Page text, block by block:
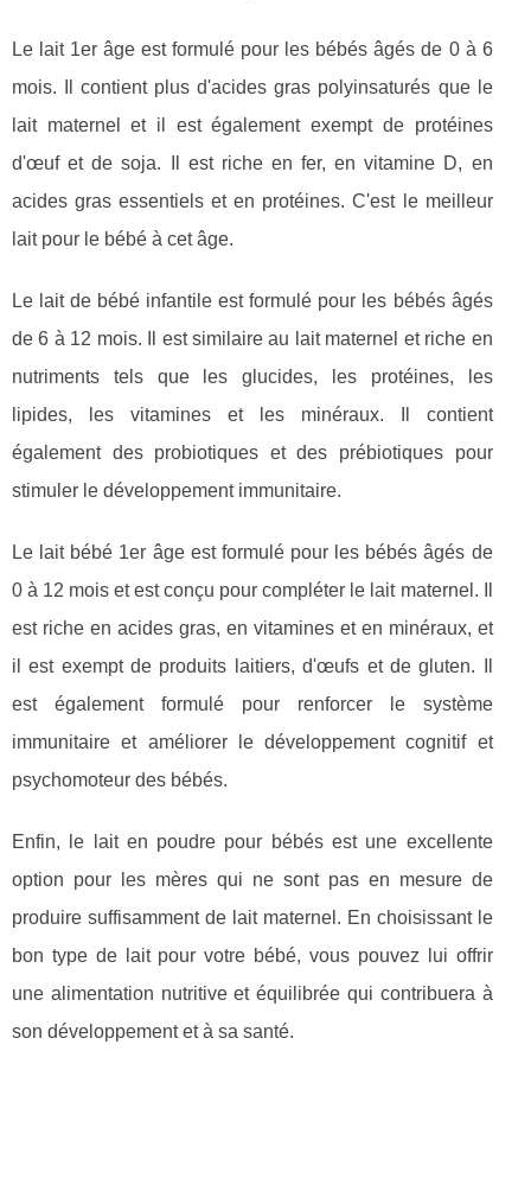
Le lait 1er âge est formulé pour les bébés âgés de 0 à 6
mois. Il contient plus d'acides gras polyinsaturés que le
lait maternel et il est également exempt de protéines
d'œuf et de soja. Il est riche en fer, en vitamine D, en
acides gras essentiels et en protéines. C'est le meilleur
lait pour le bébé à cet âge.
Le lait de bébé infantile est formulé pour les bébés âgés
de 6 à 12 mois. Il est similaire au lait maternel et riche en
nutriments tels que les glucides, les protéines, les
lipides, les vitamines et les minéraux. Il contient
également des probiotiques et des prébiotiques pour
stimuler le développement immunitaire.
Le lait bébé 1er âge est formulé pour les bébés âgés de
0 à 12 mois et est conçu pour compléter le lait maternel. Il
est riche en acides gras, en vitamines et en minéraux, et
il est exempt de produits laitiers, d'œufs et de gluten. Il
est également formulé pour renforcer le système
immunitaire et améliorer le développement cognitif et
psychomoteur des bébés.
Enfin, le lait en poudre pour bébés est une excellente
option pour les mères qui ne sont pas en mesure de
produire suffisamment de lait maternel. En choisissant le
bon type de lait pour votre bébé, vous pouvez lui offrir
une alimentation nutritive et équilibrée qui contribuera à
son développement et à sa santé.